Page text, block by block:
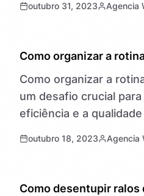
filmes hilariantes…
outubro 31, 2023 Agencia
GERAL
Como organizar a
Como organizar a
um desafio crucial
eficiência e a
cotidiano agitado de
outubro 18, 2023 Agencia
DESENTUPIDORA
Como desentupir ralos